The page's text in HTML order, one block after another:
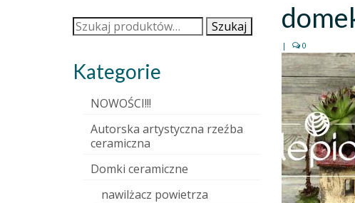
| 0
Szukaj: Szukaj
Kategorie
NOWOŚCI!!!
Autorska artystyczna rzeźba
ceramiczna
Domki ceramiczne
nawilżacz powietrza